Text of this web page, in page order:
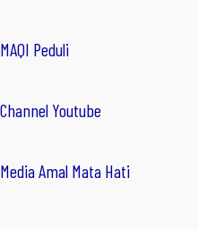
MAQI Peduli
Channel Youtube
Media Amal Mata Hati